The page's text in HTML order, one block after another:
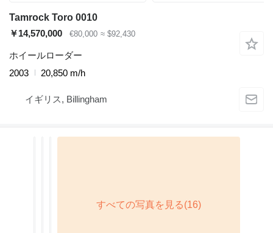
Tamrock Toro 0010
￥14,570,000
€80,000 ≈ $92,430
ホイールローダー
2003
20,850 m/h
イギリス, Billingham